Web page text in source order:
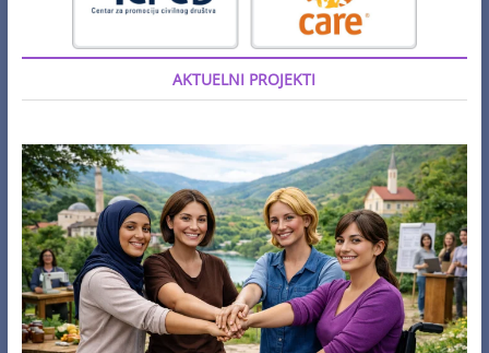
AKTUELNI PROJEKTI